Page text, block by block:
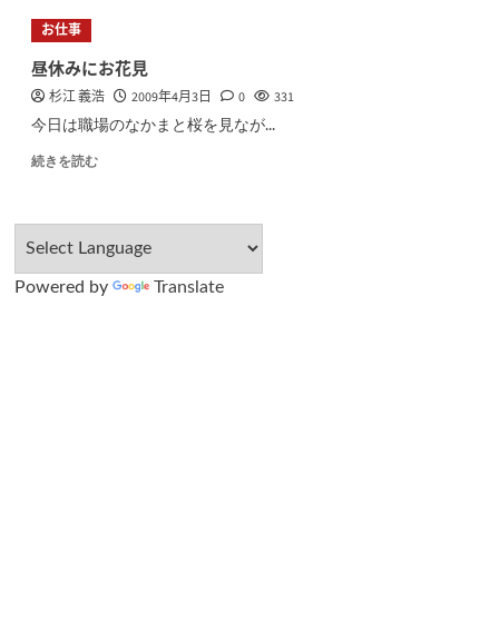
お仕事
昼休みにお花見
杉江 義浩 2009年4月3日 0 331
今日は職場のなかまと桜を見なが...
続きを読む
Powered by Translate